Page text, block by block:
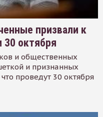
призвали к
30 октября
и общественных
и признанных
проведут 30 октября